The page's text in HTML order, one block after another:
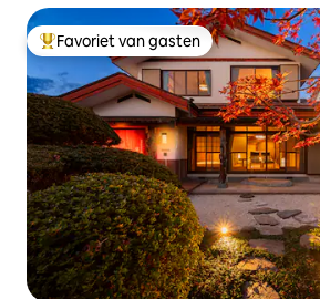
zee
Topfavoriet van gasten
Favoriet van gasten